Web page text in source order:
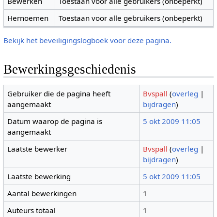
Hernoemen
Toestaan voor alle gebruikers (onbeperkt)
Bekijk het beveiligingslogboek voor deze pagina.
Bewerkingsgeschiedenis
Gebruiker die de pagina heeft
aangemaakt
Bvspall (overleg |
bijdragen)
Datum waarop de pagina is
aangemaakt
5 okt 2009 11:05
Laatste bewerker Bvspall (overleg |
bijdragen)
Laatste bewerking
5 okt 2009 11:05
Aantal bewerkingen
1
Auteurs totaal
1